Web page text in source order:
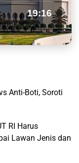
19:16
Anti-Boti, Soroti
RI Harus
Lawan Jenis dan